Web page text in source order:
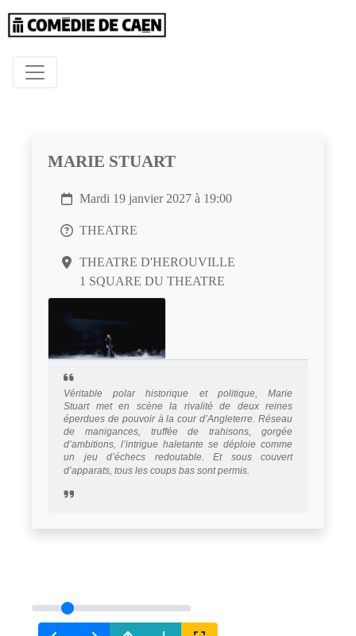
MARIE STUART
Mardi 19 janvier 2027 à 19:00
THEATRE
THEATRE D'HEROUVILLE
1 SQUARE DU THEATRE
Véritable polar historique et politique, Marie
Stuart met en scène la rivalité de deux reines
éperdues de pouvoir à la cour d’Angleterre. Réseau
de manigances, truffée de trahisons, gorgée
d’ambitions, l’intrigue haletante se déploie comme
un jeu d’échecs redoutable. Et sous couvert
d’apparats, tous les coups bas sont permis.